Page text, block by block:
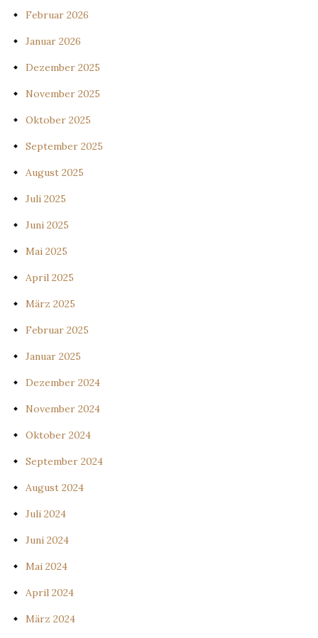
Februar 2026
Januar 2026
Dezember 2025
November 2025
Oktober 2025
September 2025
August 2025
Juli 2025
Juni 2025
Mai 2025
April 2025
März 2025
Februar 2025
Januar 2025
Dezember 2024
November 2024
Oktober 2024
September 2024
August 2024
Juli 2024
Juni 2024
Mai 2024
April 2024
März 2024